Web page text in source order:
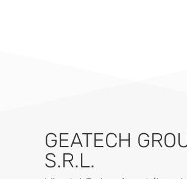
GEATECH
S.R.L.